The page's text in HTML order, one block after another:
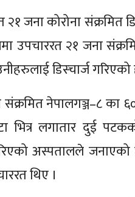
२१ जना कोरोना
उपचाररत २१ जना
डिस्चार्ज गरिएको
नेपालगञ्ज–८ का
लगातार दुई पटकको
अस्पतालले जनाएको
थिए ।